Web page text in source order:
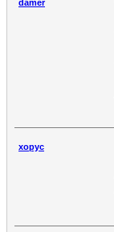
damer
xopyc